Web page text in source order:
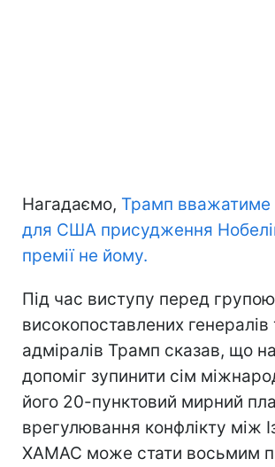
Нагадаємо, Трамп вважатиме
для США присудження
премії не йому.
Під час виступу перед групою
високопоставлених генералів
адміралів Трамп сказав, що
допоміг зупинити сім
його 20-пунктовий мирний
врегулювання конфлікту між
ХАМАС може стати восьмим